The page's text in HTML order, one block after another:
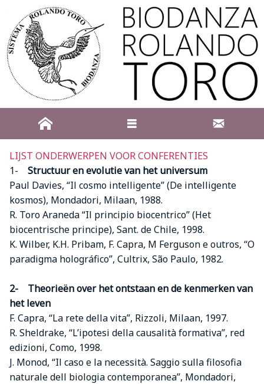
LIJST ONDERWERPEN VOOR CONFERENTIES
1- Structuur en evolutie van het universum
Paul Davies, “Il cosmo intelligente” (De intelligente
kosmos), Mondadori, Milaan, 1988.
R. Toro Araneda “Il principio biocentrico” (Het
biocentrische principe), Sant. de Chile, 1998.
K. Wilber, K.H. Pribam, F. Capra, M Ferguson e outros, “O
paradigma holográfico”, Cultrix, São Paulo, 1982.
2- Theorieën over het ontstaan en de kenmerken van
het leven
F. Capra, “La rete della vita”, Rizzoli, Milaan, 1997.
R. Sheldrake, “L’ipotesi della causalità formativa”, red
edizioni, Como, 1998.
J. Monod, “Il caso e la necessità. Saggio sulla filosofia
naturale dell biologia contemporanea”, Mondadori,